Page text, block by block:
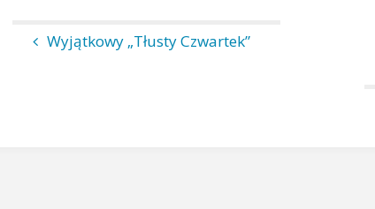
Wyjątkowy „Tłusty Czwartek”